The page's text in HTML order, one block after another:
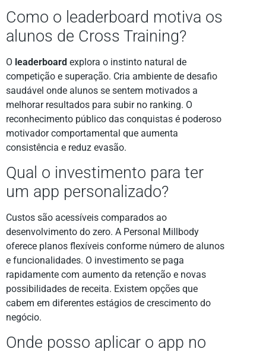
Como o leaderboard motiva os
alunos de Cross Training?
O leaderboard explora o instinto natural de
competição e superação. Cria ambiente de desafio
saudável onde alunos se sentem motivados a
melhorar resultados para subir no ranking. O
reconhecimento público das conquistas é poderoso
motivador comportamental que aumenta
consistência e reduz evasão.
Qual o investimento para ter
um app personalizado?
Custos são acessíveis comparados ao
desenvolvimento do zero. A Personal Millbody
oferece planos flexíveis conforme número de alunos
e funcionalidades. O investimento se paga
rapidamente com aumento da retenção e novas
possibilidades de receita. Existem opções que
cabem em diferentes estágios de crescimento do
negócio.
Onde posso aplicar o app no